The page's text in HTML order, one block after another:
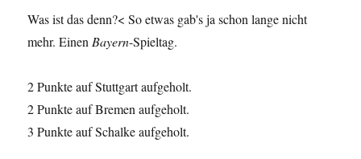
Was ist das denn?< So etwas gab's ja schon lange nicht
mehr. EinenBayern-Spieltag.
2 Punkte auf Stuttgart aufgeholt.
2 Punkte auf Bremen aufgeholt.
3 Punkte auf Schalke aufgeholt.